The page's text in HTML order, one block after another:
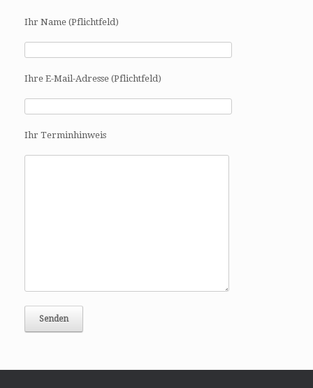
Ihr Name (Pflichtfeld)
Ihre E-Mail-Adresse (Pflichtfeld)
Ihr Terminhinweis